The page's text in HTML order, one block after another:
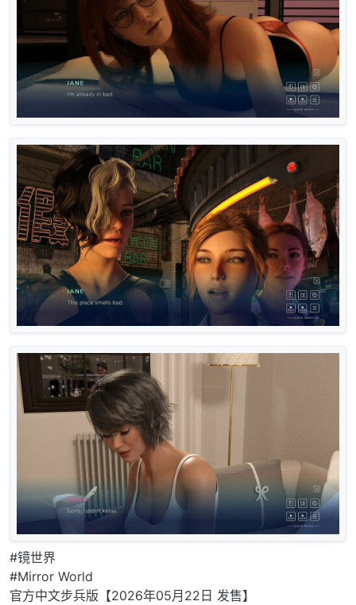
#镜世界
#Mirror World
官方中文步兵版【2026年05月22日 发售】